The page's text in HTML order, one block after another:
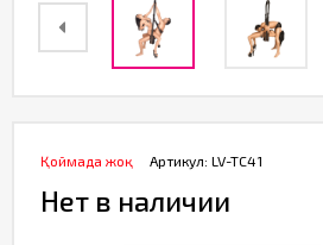
Артикул: LV-TC41
Қоймада жоқ
Нет в наличии